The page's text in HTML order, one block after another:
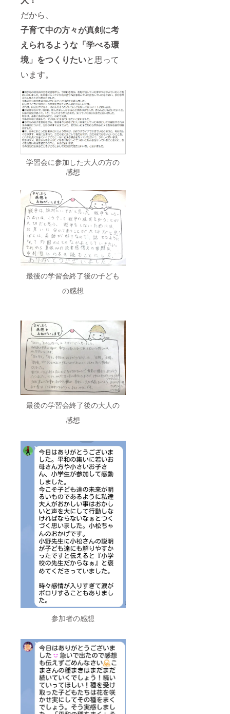
だから、
子育て中の方々が真剣に考
えられるような「学べる環
境」をつくりたいと思って
います。
学習会に参加した大人の方の
感想
最後の学習会終了後の子ども
の感想
最後の学習会終了後の大人の
感想
参加者の感想